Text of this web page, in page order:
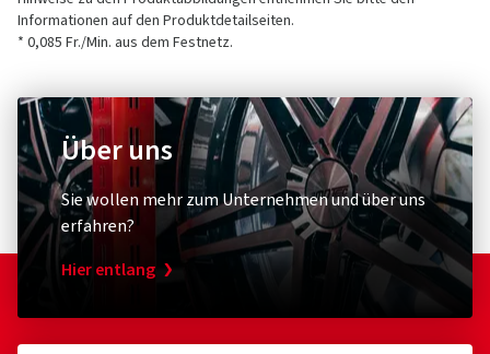
Informationen auf den Produktdetailseiten.
* 0,085 Fr./Min. aus dem Festnetz.
Über uns
Sie wollen mehr zum Unternehmen und über uns
erfahren?
Hier entlang